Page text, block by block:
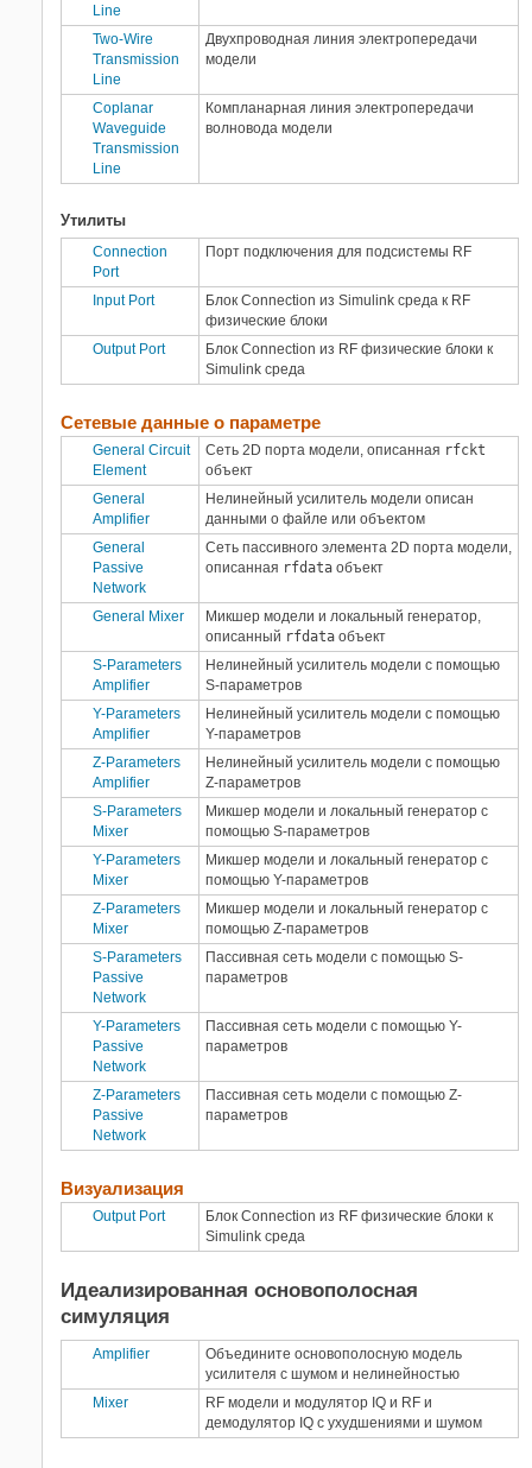
Line
Two-Wire
Transmission
Line
Двухпроводная линия электропередачи
модели
Coplanar
Waveguide
Transmission
Line
Компланарная линия электропередачи
волновода модели
Утилиты
Connection
Port
Порт подключения для подсистемы RF
Input Port Блок Connection из Simulink среда к RF
физические блоки
Output Port
Блок Connection из RF физические блоки к
Simulink среда
Сетевые данные о параметре
General Circuit
Element
Сеть 2D порта модели, описанная rfckt
объект
General
Amplifier
Нелинейный усилитель модели описан
данными о файле или объектом
General
Passive
Network
Сеть пассивного элемента 2D порта модели,
описанная rfdata объект
General Mixer
Микшер модели и локальный генератор,
описанный rfdata объект
S-Parameters
Amplifier
Нелинейный усилитель модели с помощью
S-параметров
Y-Parameters
Amplifier
Нелинейный усилитель модели с помощью
Y-параметров
Z-Parameters
Amplifier
Нелинейный усилитель модели с помощью
Z-параметров
S-Parameters
Mixer
Микшер модели и локальный генератор с
помощью S-параметров
Y-Parameters
Mixer
Микшер модели и локальный генератор с
помощью Y-параметров
Z-Parameters
Mixer
Микшер модели и локальный генератор с
помощью Z-параметров
S-Parameters
Passive
Network
Пассивная сеть модели с помощью S-
параметров
Y-Parameters
Passive
Network
Пассивная сеть модели с помощью Y-
параметров
Z-Parameters
Passive
Network
Пассивная сеть модели с помощью Z-
параметров
Визуализация
Output Port
Блок Connection из RF физические блоки к
Simulink среда
Идеализированная основополосная
симуляция
Amplifier
Объедините основополосную модель
усилителя с шумом и нелинейностью
Mixer
RF модели и модулятор IQ и RF и
демодулятор IQ с ухудшениями и шумом